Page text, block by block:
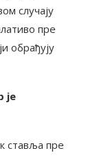
случају
пре
обрађују
је
ставља пре